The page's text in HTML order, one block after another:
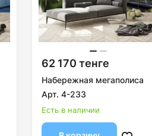
62 170 тенге
Набережная мегаполиса
Арт. 4-233
Есть в наличии